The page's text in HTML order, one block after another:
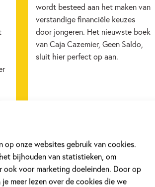
op onze websites gebruik van cookies.
bijhouden van statistieken, om
ook voor marketing doeleinden. Door op
je meer lezen over de cookies die we
wordt besteed aan het maken van
verstandige financiële keuzes
door jongeren. Het nieuwste boek
van Caja Cazemier, Geen Saldo,
sluit hier perfect op aan.
alle artikelen